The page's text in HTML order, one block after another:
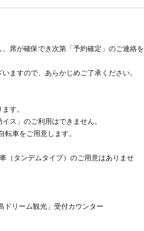
席が確保でき次第「予約確定」のご連絡を
ますので、あらかじめご了承ください。
す。
ス」のご利用はできません。
転車をご用意します。
（タンデムタイプ）のご用意はありませ
ドリーム観光」受付カウンター